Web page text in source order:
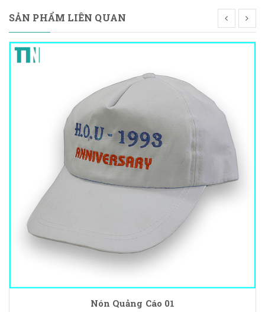
SẢN PHẨM LIÊN QUAN
Nón Quảng Cáo 01